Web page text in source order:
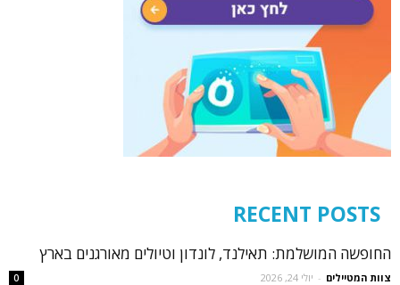
RECENT POSTS
החופשה המושלמת: תאילנד, לונדון וטיולים מאורגנים בארץ
צוות המטיילים - יולי 24, 2026 0